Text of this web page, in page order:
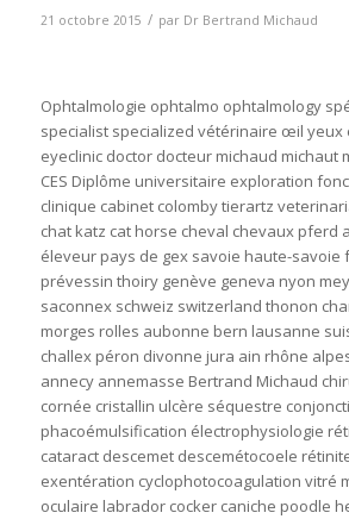
21 octobre 2015 / par Dr Bertrand Michaud
Ophtalmologie ophtalmo ophtalmology
specialist specialized vétérinaire œil yeux
eyeclinic doctor docteur michaud michaut
CES Diplôme universitaire exploration
clinique cabinet colomby tierartz
chat katz cat horse cheval chevaux pferd
éleveur pays de gex savoie haute-savoie
prévessin thoiry genève geneva nyon
saconnex schweiz switzerland thonon
morges rolles aubonne bern lausanne
challex péron divonne jura ain rhône
annecy annemasse Bertrand Michaud
cornée cristallin ulcère séquestre
phacoémulsification électrophysiologie
cataract descemet descemétocoele
exentération cyclophotocoagulation vitré
oculaire labrador cocker caniche poodle